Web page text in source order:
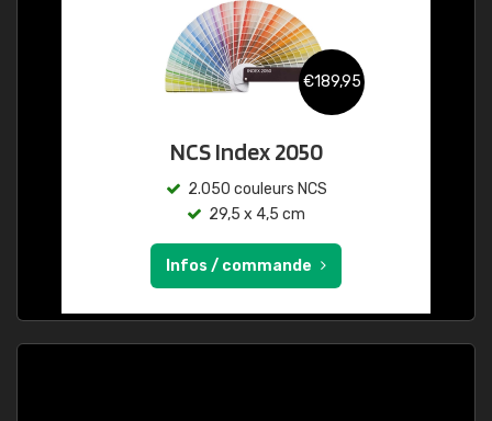
€189,95
NCS Index 2050
2.050 couleurs NCS
29,5 x 4,5 cm
Infos / commande